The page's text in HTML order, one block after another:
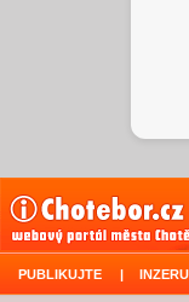
PUBLIKUJTE |